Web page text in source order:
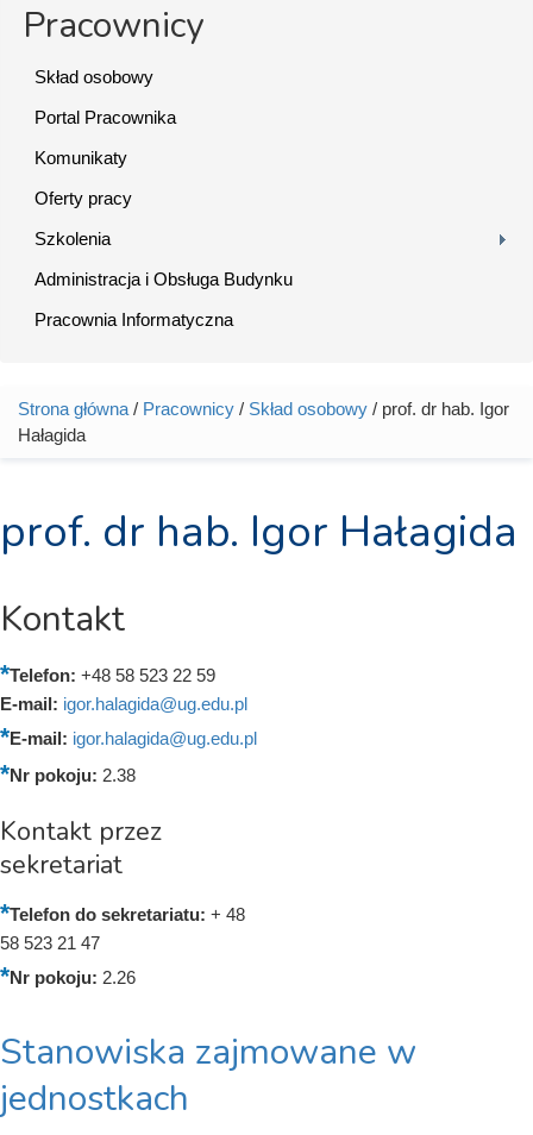
Pracownicy
Skład osobowy
Portal Pracownika
Komunikaty
Oferty pracy
Szkolenia
Administracja i Obsługa Budynku
Pracownia Informatyczna
Jesteś tutaj
Strona główna / Pracownicy / Skład osobowy / prof. dr hab. Igor
Hałagida
prof. dr hab. Igor Hałagida
Kontakt
Telefon: +48 58 523 22 59
E-mail: igor.halagida@ug.edu.pl
E-mail: igor.halagida@ug.edu.pl
Nr pokoju: 2.38
Kontakt przez
sekretariat
Telefon do sekretariatu: + 48
58 523 21 47
Nr pokoju: 2.26
Stanowiska zajmowane w
jednostkach